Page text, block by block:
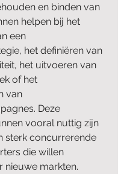
en binden van
helpen bij het
een
het definiëren van
het uitvoeren van
of het
van
Deze
vooral nuttig zijn
sterk concurrerende
die willen
nieuwe markten.